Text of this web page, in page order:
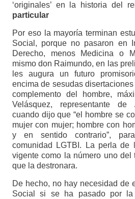
‘originales’ en la historia del
particular
Por eso la mayoría terminan
Social, porque no pasaron en
Derecho, menos Medicina o
mismo don Raimundo, en las
les augura un futuro
encima de sesudas
complemento del hombre,
Velásquez, representante
cuando dijo que “el hombre se
mujer con mujer; hombre con
y en sentido contrario”,
comunidad LGTBI. La perla de
vigente como la número uno
que la destronara.
De hecho, no hay necesidad de
Social si se ha pasado por